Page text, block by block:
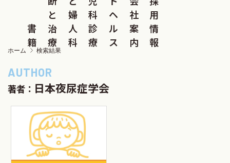
書
籍
と
治
療
婦
人
科
科
診
療
ヘ
ル
ス
社
案
内
用
情
報
ホーム 検索結果
著者： 日本夜尿症学会